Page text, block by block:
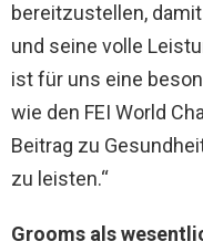
bereitzustellen,
und seine volle
ist für uns eine
wie den FEI World
Beitrag zu
zu leisten.“
Grooms als